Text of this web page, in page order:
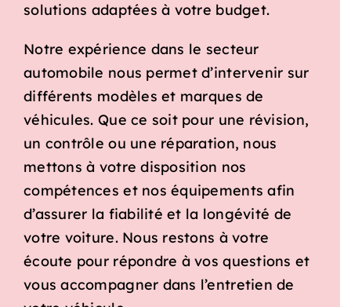
solutions adaptées à votre budget.
Notre expérience dans le secteur
automobile nous permet d’intervenir sur
différents modèles et marques de
véhicules. Que ce soit pour une révision,
un contrôle ou une réparation, nous
mettons à votre disposition nos
compétences et nos équipements afin
d’assurer la fiabilité et la longévité de
votre voiture. Nous restons à votre
écoute pour répondre à vos questions et
vous accompagner dans l’entretien de